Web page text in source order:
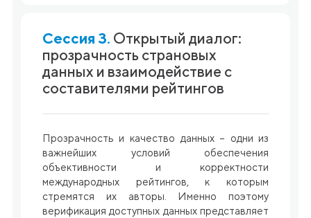
Сессия 3. Открытый диалог:
прозрачность страновых
данных и взаимодействие с
составителями рейтингов
Прозрачность и качество данных – одни из
важнейших условий обеспечения
объективности и корректности
международных рейтингов, к которым
стремятся их авторы. Именно поэтому
верификация доступных данных представляет